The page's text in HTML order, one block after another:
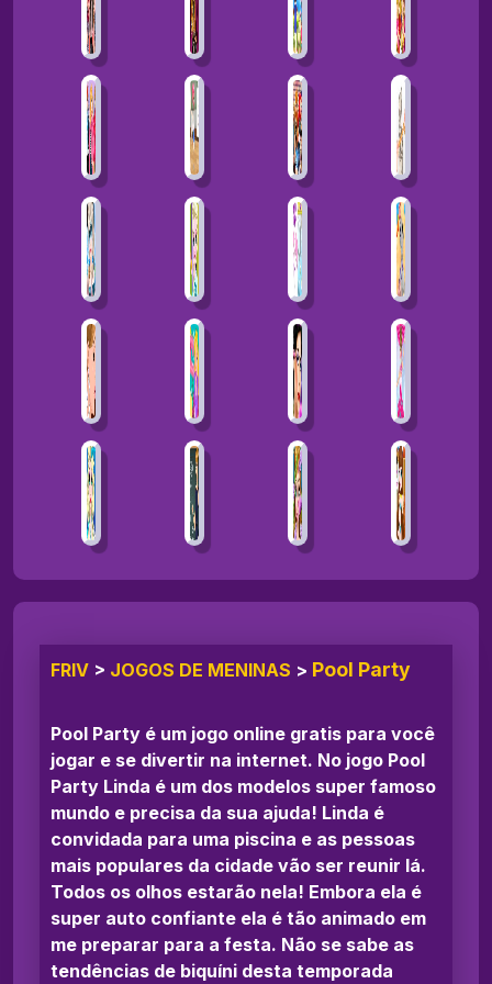
FRIV > JOGOS DE MENINAS > Pool Party
Pool Party é um jogo online gratis para você
jogar e se divertir na internet. No jogo Pool
Party Linda é um dos modelos super famoso
mundo e precisa da sua ajuda! Linda é
convidada para uma piscina e as pessoas
mais populares da cidade vão ser reunir lá.
Todos os olhos estarão nela! Embora ela é
super auto confiante ela é tão animado em
me preparar para a festa. Não se sabe as
tendências de biquíni desta temporada